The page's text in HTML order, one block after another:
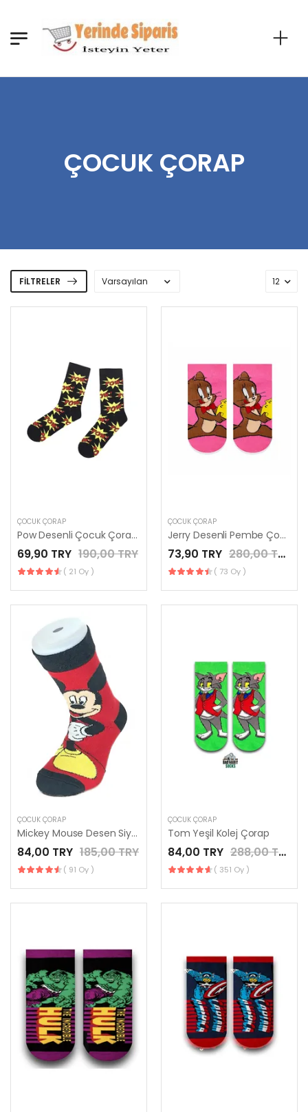
ÇOCUK ÇORAP
FILTRELER
ÇOCUK ÇORAP
Pow Desenli Çocuk Çorap 31-35
69,90 TRY 190,00 TRY
( 21 Oy )
ÇOCUK ÇORAP
Jerry Desenli Pembe Çocuk Çorap
73,90 TRY 280,00 TRY
( 73 Oy )
ÇOCUK ÇORAP
Mickey Mouse Desen Siyah Çocuk Soket Çorap
84,00 TRY 185,00 TRY
( 91 Oy )
ÇOCUK ÇORAP
Tom Yeşil Kolej Çorap
84,00 TRY 288,00 TRY
( 351 Oy )